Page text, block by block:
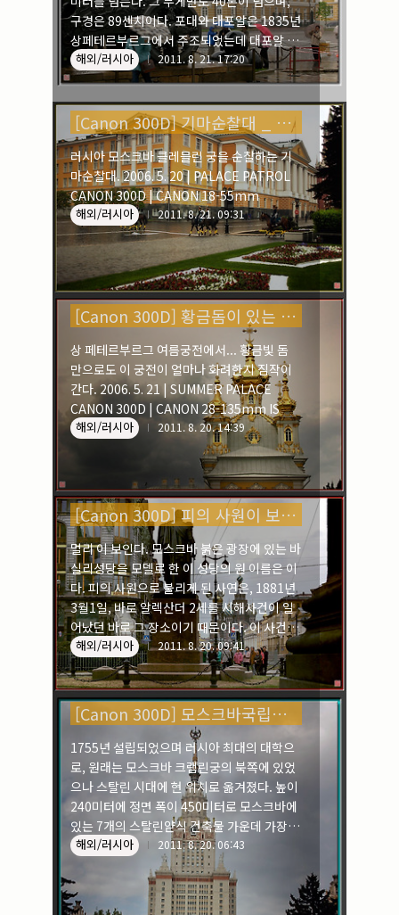
구경은 89센치이다. 포대와 대포알은 1835년
상페테르부르그에서 주조되었는데 대포알 역
시 1톤의 무게를 자랑하지만, 지금까지 한번
도 발사된 적은 없단다. 2006. 5. 20 | A
GRAND CANNON CANON 300D | CANON
18-55mm
해외/러시아 2011. 8. 21. 17:20
[Canon 300D] 기마순찰대 _ 러시아
러시아 모스크바 클레믈린 궁을 순찰하는 기
마순찰대. 2006. 5. 20 | PALACE PATROL
CANON 300D | CANON 18-55mm
해외/러시아 2011. 8. 21. 09:31
[Canon 300D] 황금돔이 있는 풍경 _ 러시아
상 페테르부르그 여름궁전에서... 황금빛 돔
만으로도 이 궁전이 얼마나 화려한지 짐작이
간다. 2006. 5. 21 | SUMMER PALACE
CANON 300D | CANON 28-135mm IS
해외/러시아 2011. 8. 20. 14:39
[Canon 300D] 피의 사원이 보이는 풍경 _ 러시아
멀리 이 보인다. 모스크바 붉은 광장에 있는 바
실리성당을 모델로 한 이 성당의 원 이름은 이
다. 피의 사원으로 불리게 된 사연은, 1881년
3월1일, 바로 알렉산더 2세를 시해사건이 일
어났던 바로 그 장소이기 때문이다. 이 사건으
로 인해 알렉산더 2세는 치명상을 입었으며,
훗날 이 날을 기리기 위해 그 자리에 성당을 세
웠다. 2006. 5. 21 | CHURCH OF BLOOD
CANON 300D | CANON 28-135mm IS
해외/러시아 2011. 8. 20. 09:41
[Canon 300D] 모스크바국립대학 _ 러시아
1755년 설립되었으며 러시아 최대의 대학으
로, 원래는 모스크바 크램린궁의 북쪽에 있었
으나 스탈린 시대에 현 위치로 옮겨졌다. 높이
240미터에 정면 폭이 450미터로 모스크바에
있는 7개의 스탈린얃식 건축물 가운데 가장 크
다. 그리고 학생수 32,000명이 이 대학은 유
네스코 문화유산으로 지정되어 있다. 2006. 5.
20 | MOSCOW UNIVERSITY CANON 300D
| CANON 28-135mm IS
해외/러시아 2011. 8. 20. 06:43